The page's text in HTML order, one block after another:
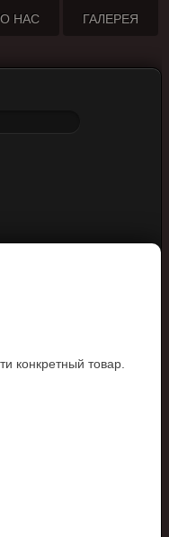
О НАС ГАЛЕРЕЯ
конкретный товар.